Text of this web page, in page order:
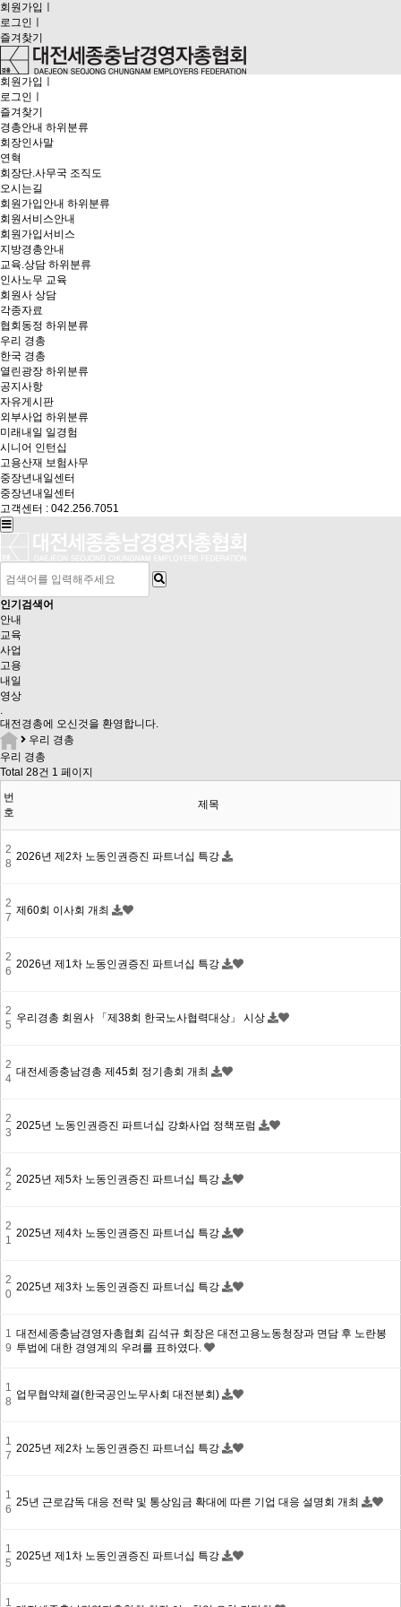
회원가입
로그인
즐겨찾기
회원가입
로그인
즐겨찾기
경총안내 하위분류
회장인사말
연혁
회장단.사무국 조직도
오시는길
회원가입안내 하위분류
회원서비스안내
회원가입서비스
지방경총안내
교육.상담 하위분류
인사노무 교육
회원사 상담
각종자료
협회동정 하위분류
우리 경총
한국 경총
열린광장 하위분류
공지사항
자유게시판
외부사업 하위분류
미래내일 일경험
시니어 인턴십
고용산재 보험사무
중장년내일센터
중장년내일센터
고객센터 : 042.256.7051
인기검색어
안내
교육
사업
고용
내일
영상
.
대전경총에 오신것을 환영합니다.
우리 경총
우리 경총
Total 28건 1 페이지
번
호
제목
2
8
2026년 제2차 노동인권증진 파트너십 특강
2
7
제60회 이사회 개최
2
6
2026년 제1차 노동인권증진 파트너십 특강
2
5
우리경총 회원사 「제38회 한국노사협력대상」 시상
2
4
대전세종충남경총 제45회 정기총회 개최
2
3
2025년 노동인권증진 파트너십 강화사업 정책포럼
2
2
2025년 제5차 노동인권증진 파트너십 특강
2
1
2025년 제4차 노동인권증진 파트너십 특강
2
0
2025년 제3차 노동인권증진 파트너십 특강
1
9
대전세종충남경영자총협회 김석규 회장은 대전고용노동청장과 면담 후 노란봉
투법에 대한 경영계의 우려를 표하였다.
1
8
업무협약체결(한국공인노무사회 대전분회)
1
7
2025년 제2차 노동인권증진 파트너십 특강
1
6
25년 근로감독 대응 전략 및 통상임금 확대에 따른 기업 대응 설명회 개최
1
5
2025년 제1차 노동인권증진 파트너십 특강
1